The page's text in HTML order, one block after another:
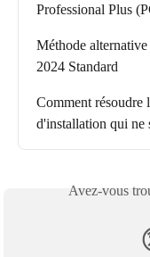
Professional Plus
Méthode
2024 Standard
Comment résoudre
d'installation qui ne
Avez-vous